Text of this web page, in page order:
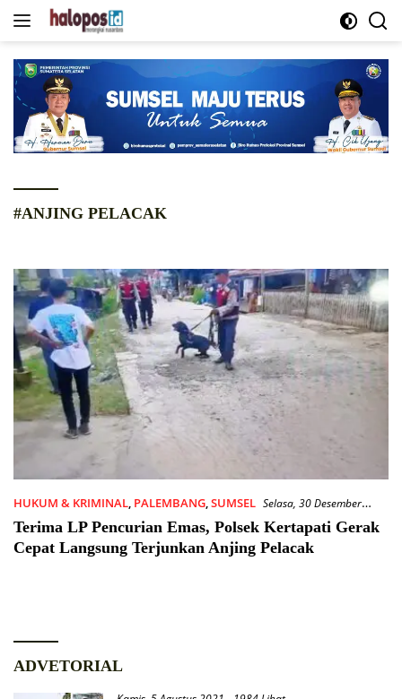
Langsung
#ANJING PELACAK
HUKUM & KRIMINAL, PALEMBANG,SUMSEL Selasa, 30 Desember
2025
Terima LP Pencurian Emas, Polsek Kertapati Gerak
Cepat Langsung Terjunkan Anjing Pelacak
ADVETORIAL